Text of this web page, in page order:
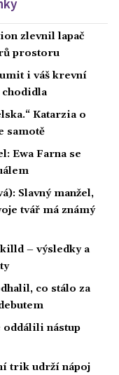
zlevnil lapač
prostoru
i váš krevní
chodidla
Katarzia o
samotě
Ewa Farna se
Slavný manžel,
tvář má známý
– výsledky a
co stálo za
oddálili nástup
trik udrží nápoj